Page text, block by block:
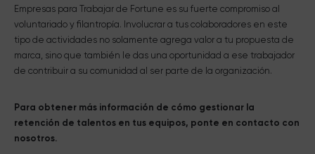
Empresas para Trabajar de Fortune es su fuerte compromiso al
voluntariado y filantropía. Involucrar a tus colaboradores en este
tipo de actividades no solamente agrega valor a tu propuesta de
marca, sino que también le das una oportunidad a ese trabajador
de contribuir a su comunidad al ser parte de la organización.
Para obtener más información de cómo gestionar la
retención de talentos en tus equipos, ponte en contacto con
nosotros.